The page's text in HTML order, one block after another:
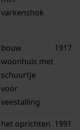
varkenshok
bouw
woonhuis met
schuurtje
voor
veestalling
1917
het oprichten 1991